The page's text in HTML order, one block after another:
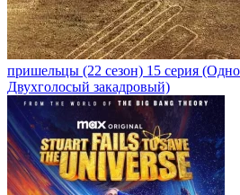
пришельцы (22 сезон) 15 серия
Двухголосый закадровый)